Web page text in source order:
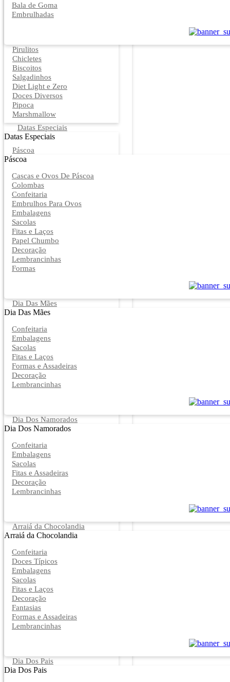
Bala de Goma
Embrulhadas
Pirulitos
Chicletes
Biscoitos
Salgadinhos
Diet Light e Zero
Doces Diversos
Pipoca
Marshmallow
Datas Especiais
Datas Especiais
Páscoa
Páscoa
Cascas e Ovos De Páscoa
Colombas
Confeitaria
Embrulhos Para Ovos
Embalagens
Sacolas
Fitas e Laços
Papel Chumbo
Decoração
Lembrancinhas
Formas
Dia Das Mães
Dia Das Mães
Confeitaria
Embalagens
Sacolas
Fitas e Laços
Formas e Assadeiras
Decoração
Lembrancinhas
Dia Dos Namorados
Dia Dos Namorados
Confeitaria
Embalagens
Sacolas
Fitas e Assadeiras
Decoração
Lembrancinhas
Arraiá da Chocolandia
Arraiá da Chocolandia
Confeitaria
Doces Típicos
Embalagens
Sacolas
Fitas e Laços
Decoração
Fantasias
Formas e Assadeiras
Lembrancinhas
Dia Dos Pais
Dia Dos Pais